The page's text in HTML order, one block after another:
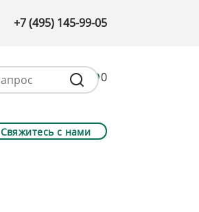
+7 (495) 145-99-05
0
Свяжитесь с нами